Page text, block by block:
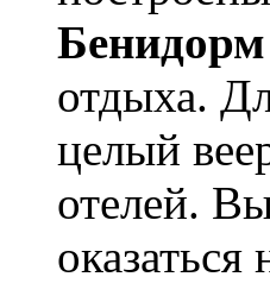
Бенидорм
отдыха.
целый
отелей.